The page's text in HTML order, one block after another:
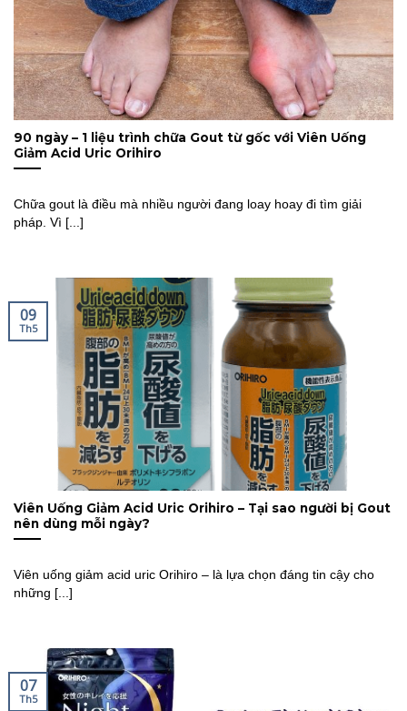
90 ngày – 1 liệu trình chữa Gout từ gốc với Viên Uống
Giảm Acid Uric Orihiro
Chữa gout là điều mà nhiều người đang loay hoay đi tìm giải
pháp. Vì [...]
Viên Uống Giảm Acid Uric Orihiro – Tại sao người bị Gout
nên dùng mỗi ngày?
Viên uống giảm acid uric Orihiro – là lựa chọn đáng tin cậy cho
những [...]
09
Th5
07
Th5